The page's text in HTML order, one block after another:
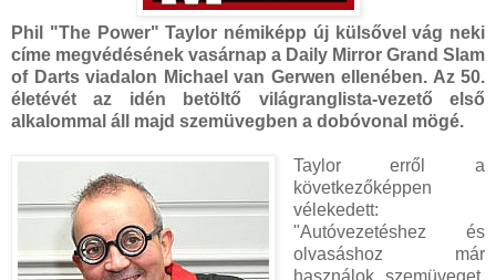
Phil "The Power" Taylor némiképp új külsővel vág neki
címe megvédésének vasárnap a Daily Mirror Grand Slam
of Darts viadalon Michael van Gerwen ellenében. Az 50.
életévét az idén betöltő világranglista-vezető első
alkalommal áll majd szemüvegben a dobóvonal mögé.
Taylor erről a
következőképpen
vélekedett:
"Autóvezetéshez és
olvasáshoz már
használok szemüveget,